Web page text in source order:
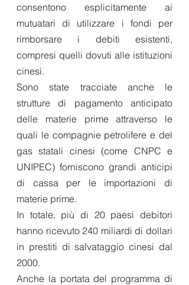
consentono esplicitamente ai
mutuatari di utilizzare i fondi per
rimborsare i debiti esistenti,
compresi quelli dovuti alle istituzioni
cinesi.
Sono state tracciate anche le
strutture di pagamento anticipato
delle materie prime attraverso le
quali le compagnie petrolifere e del
gas statali cinesi (come CNPC e
UNIPEC) forniscono grandi anticipi
di cassa per le importazioni di
materie prime.
In totale, più di 20 paesi debitori
hanno ricevuto 240 miliardi di dollari
in prestiti di salvataggio cinesi dal
2000.
Anche la portata del programma di